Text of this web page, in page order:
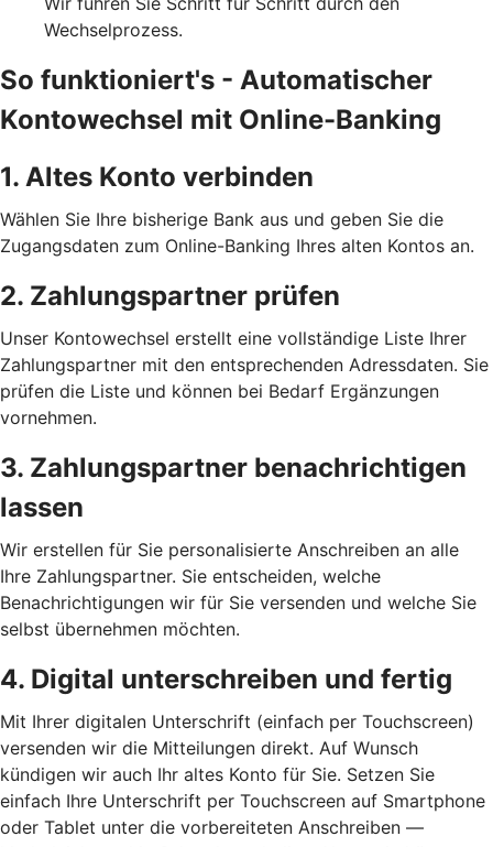
Wechselprozess.
So funktioniert's - Automatischer
Kontowechsel mit Online-Banking
1. Altes Konto verbinden
Wählen Sie Ihre bisherige Bank aus und geben Sie die
Zugangsdaten zum Online-Banking Ihres alten Kontos an.
2. Zahlungspartner prüfen
Unser Kontowechsel erstellt eine vollständige Liste Ihrer
Zahlungspartner mit den entsprechenden Adressdaten. Sie
prüfen die Liste und können bei Bedarf Ergänzungen
vornehmen.
3. Zahlungspartner benachrichtigen
lassen
Wir erstellen für Sie personalisierte Anschreiben an alle
Ihre Zahlungspartner. Sie entscheiden, welche
Benachrichtigungen wir für Sie versenden und welche Sie
selbst übernehmen möchten.
4. Digital unterschreiben und fertig
Mit Ihrer digitalen Unterschrift (einfach per Touchscreen)
versenden wir die Mitteilungen direkt. Auf Wunsch
kündigen wir auch Ihr altes Konto für Sie. Setzen Sie
einfach Ihre Unterschrift per Touchscreen auf Smartphone
oder Tablet unter die vorbereiteten Anschreiben —